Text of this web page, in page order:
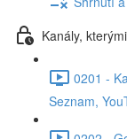
Kanály,
0201 -
Seznam,